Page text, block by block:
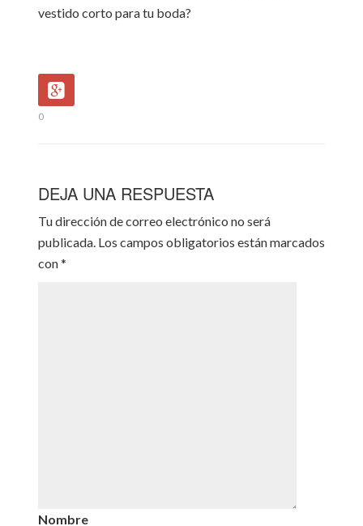
vestido corto para tu boda?
0
DEJA UNA RESPUESTA
Tu dirección de correo electrónico no será
publicada. Los campos obligatorios están marcados
con*
Nombre